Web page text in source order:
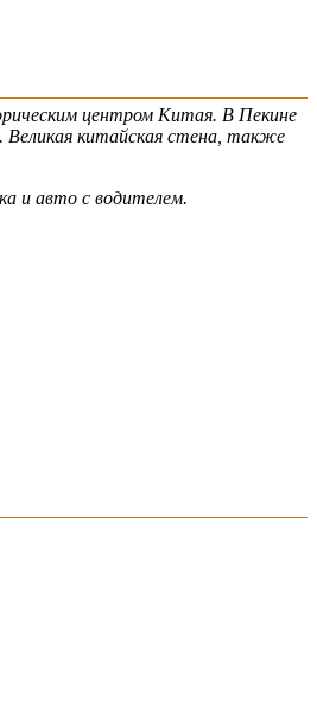
центром Китая. В Пекине
китайская стена, также
и авто с водителем.